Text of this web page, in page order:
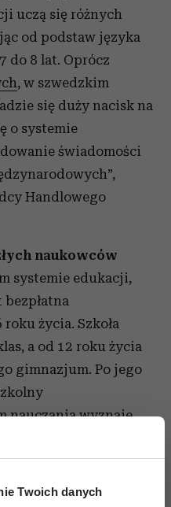
Twoich danych
uczą się różnych
od podstaw języka
do 8 lat. Oprócz
, w szwedzkim
się duży nacisk na
o systemie
świadomości
Handlowego
naukowców
systemie edukacji,
życia. Szkoła
a od 12 roku życia
gimnazjum. Po jego
nauczania wyznaje
nie opanują
mogli dalej się
klasy zdarza się